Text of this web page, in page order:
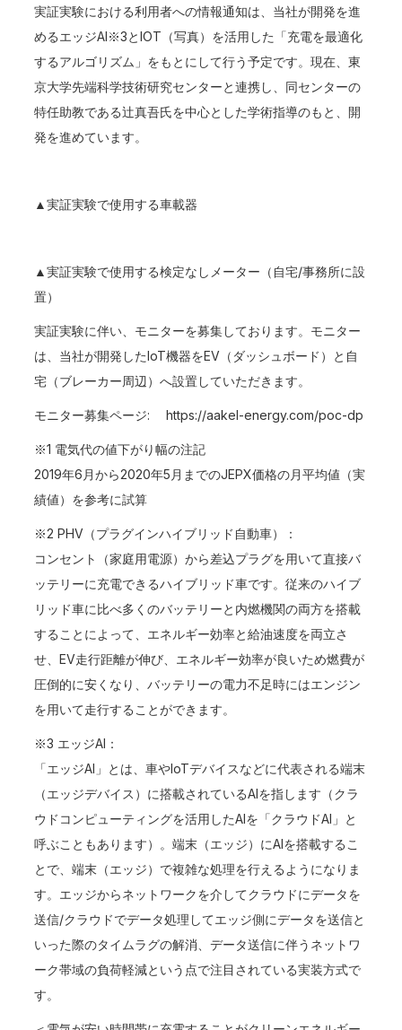
実証実験における利用者への情報通知は、当社が開発を進
めるエッジAI※3とIOT（写真）を活用した「充電を最適化
するアルゴリズム」をもとにして行う予定です。現在、東
京大学先端科学技術研究センターと連携し、同センターの
特任助教である辻真吾氏を中心とした学術指導のもと、開
発を進めています。
▲実証実験で使用する車載器
▲実証実験で使用する検定なしメーター（自宅/事務所に設
置）
実証実験に伴い、モニターを募集しております。モニター
は、当社が開発したIoT機器をEV（ダッシュボード）と自
宅（ブレーカー周辺）へ設置していただきます。
モニター募集ページ:https://aakel-energy.com/poc-dp
※1 電気代の値下がり幅の注記
2019年6月から2020年5月までのJEPX価格の月平均値（実
績値）を参考に試算
※2 PHV（プラグインハイブリッド自動車）：
コンセント（家庭用電源）から差込プラグを用いて直接バ
ッテリーに充電できるハイブリッド車です。従来のハイブ
リッド車に比べ多くのバッテリーと内燃機関の両方を搭載
することによって、エネルギー効率と給油速度を両立さ
せ、EV走行距離が伸び、エネルギー効率が良いため燃費が
圧倒的に安くなり、バッテリーの電力不足時にはエンジン
を用いて走行することができます。
※3 エッジAI：
「エッジAI」とは、車やIoTデバイスなどに代表される端末
（エッジデバイス）に搭載されているAIを指します（クラ
ウドコンピューティングを活用したAIを「クラウドAI」と
呼ぶこともあります）。端末（エッジ）にAIを搭載するこ
とで、端末（エッジ）で複雑な処理を行えるようになりま
す。エッジからネットワークを介してクラウドにデータを
送信/クラウドでデータ処理してエッジ側にデータを送信と
いった際のタイムラグの解消、データ送信に伴うネットワ
ーク帯域の負荷軽減という点で注目されている実装方式で
す。